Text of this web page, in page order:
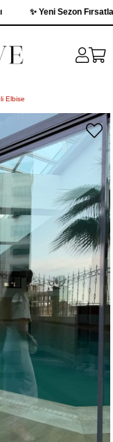
✨ Yeni Sezon Fırsatları
Elbise